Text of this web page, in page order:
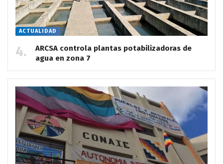
ACTUALIDAD
ARCSA controla plantas potabilizadoras de
agua en zona 7